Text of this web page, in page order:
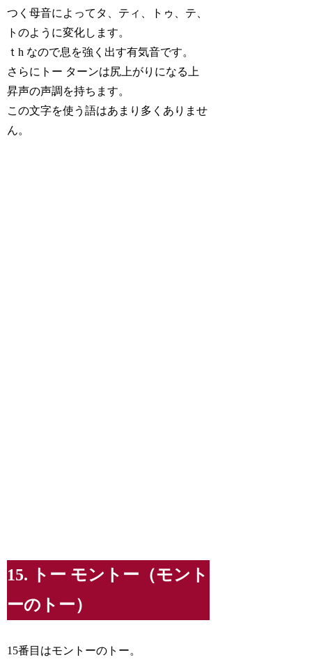
つく母音によってタ、ティ、トゥ、テ、
トのように変化します。
ｔh なので息を強く出す有気音です。
さらにトー ターンは尻上がりになる上
昇声の声調を持ちます。
この文字を使う語はあまり多くありませ
ん。
15. トー モントー（モント
ーのトー）
15番目はモントーのトー。